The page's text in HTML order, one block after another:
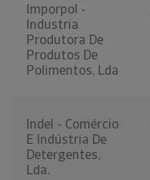
Imporpol -
Industria
Produtora De
Produtos De
Polimentos, Lda
Indel - Comércio
E Indústria De
Detergentes,
Lda.